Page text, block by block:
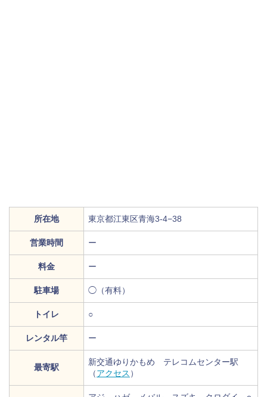
所在地 東京都江東区青海3-4−38
営業時間 ー
料金 ー
駐車場 ◯（有料）
トイレ ○
レンタル竿 ー
最寄駅
新交通ゆりかもめ テレコムセンター駅
（アクセス ）